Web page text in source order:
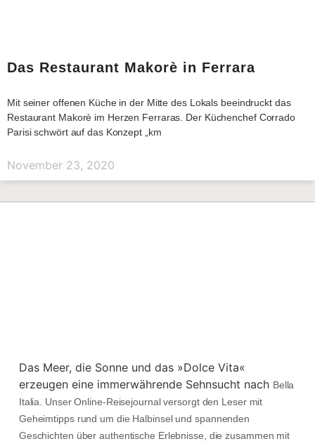
Das Restaurant Makorè in Ferrara
Mit seiner offenen Küche in der Mitte des Lokals beeindruckt das
Restaurant Makorè im Herzen Ferraras. Der Küchenchef Corrado
Parisi schwört auf das Konzept „km
November 23, 2020
Das Meer, die Sonne und das »Dolce Vita«
erzeugen eine immerwährende Sehnsucht nach Bella
Italia. Unser Online-Reisejournal versorgt den Leser mit
Geheimtipps rund um die Halbinsel und spannenden
Geschichten über authentische Erlebnisse, die zusammen mit